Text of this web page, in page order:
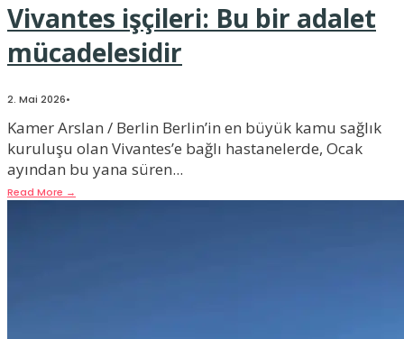
Vivantes işçileri: Bu bir adalet
mücadelesidir
2. Mai 2026•
Kamer Arslan / Berlin Berlin’in en büyük kamu sağlık
kuruluşu olan Vivantes’e bağlı hastanelerde, Ocak
ayından bu yana süren...
Read More →